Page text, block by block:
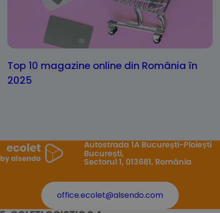
Top 10 magazine online din România în
2025
Autostrada 1A București-Ploiești
București,
Sectorul 1, 013681, România
office.ecolet@alsendo.com